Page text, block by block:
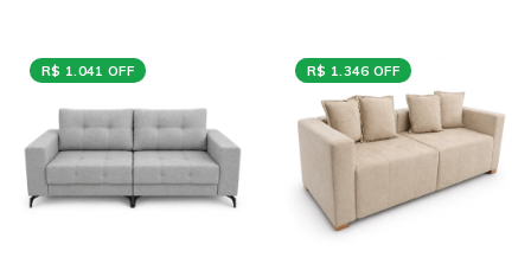
R$ 1.041 OFF R$ 1.346 OFF